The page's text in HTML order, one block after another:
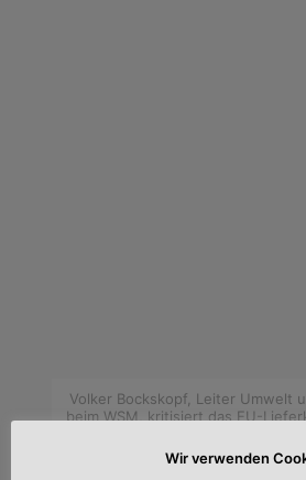
Volker Bockskopf, Leiter Umwelt
beim WSM, kritisiert das EU-
Wir verwenden